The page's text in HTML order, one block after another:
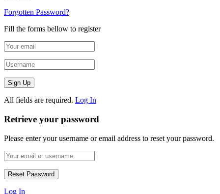
Forgotten Password?
Fill the forms bellow to register
All fields are required. Log In
Retrieve your password
Please enter your username or email address to reset your password.
Log In